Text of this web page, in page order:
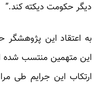
دیگر حکومت دیکته کند.”
به اعتقاد این پژوهشگر
این متهمین منتسب
ارتکاب این جرایم طی